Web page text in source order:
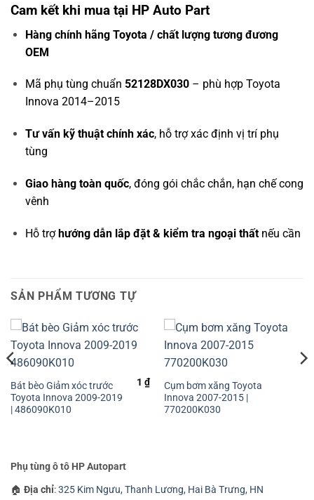
Cam kết khi mua tại HP Auto Part
Hàng chính hãng Toyota / chất lượng tương đương
OEM
Mã phụ tùng chuẩn 52128DX030– phù hợp Toyota
Innova 2014–2015
Tư vấn kỹ thuật chính xác, hỗ trợ xác định vị trí phụ
tùng
Giao hàng toàn quốc, đóng gói chắc chắn, hạn chế cong
vênh
Hỗ trợhướng dẫn lắp đặt & kiểm tra ngoại thấtnếu cần
SẢN PHẨM TƯƠNG TỰ
Bát bèo Giảm xóc trước
Toyota Innova 2009-2019
| 486090K010
1₫
Cụm bơm xăng Toyota
Innova 2007-2015 |
770200K030
Phụ tùng ô tô HP Autopart
🏠 Địa chỉ:325 Kim Ngưu, Thanh Lương, Hai Bà Trưng, HN